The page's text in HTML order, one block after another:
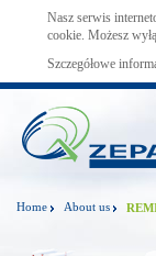
Nasz serwis
cookie. Możesz
Szczegółowe
Home About us